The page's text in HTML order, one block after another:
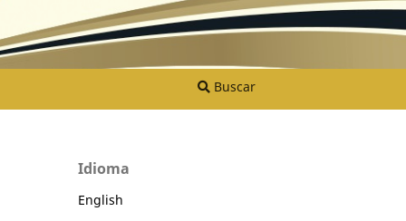
Buscar
Idioma
English